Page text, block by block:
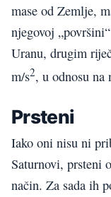
mase od Zemlje,
njegovoj
Uranu, drugim
m/s2, u odnosu na
Prsteni
Iako oni nisu ni
Saturnovi, prsteni
način. Za sada ih